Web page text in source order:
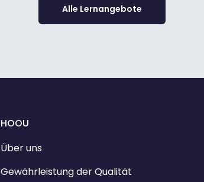
Alle Lernangebote
HOOU
Über uns
Gewährleistung der Qualität